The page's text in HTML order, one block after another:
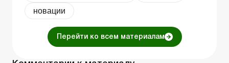
новации
Перейти ко всем материалам